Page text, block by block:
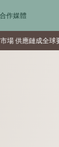
合作媒體
全球要角新星